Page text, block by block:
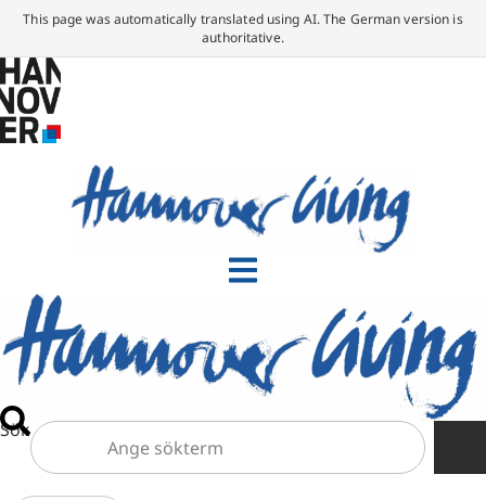
This page was automatically translated using AI. The German version is
authoritative.
Sök